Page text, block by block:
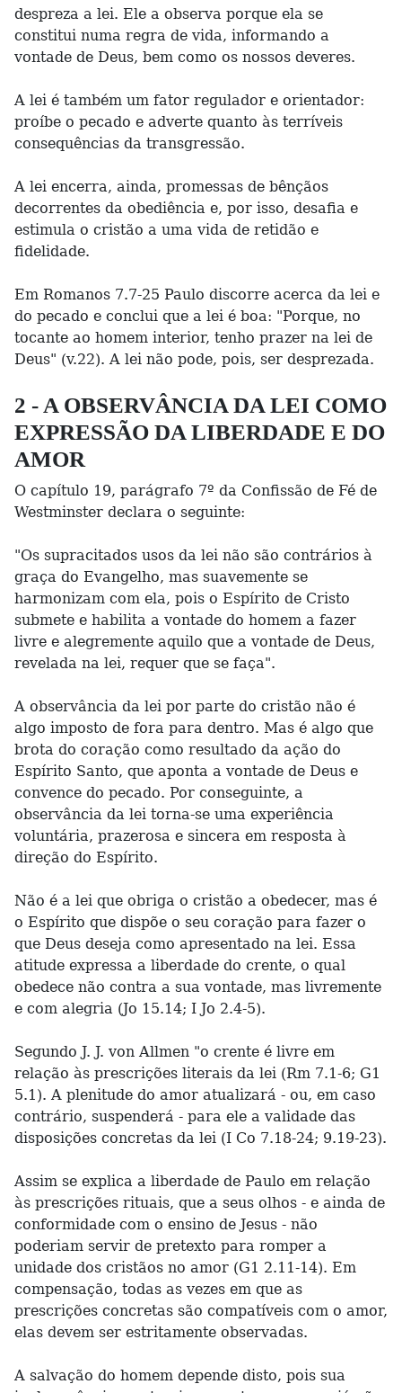
despreza a lei. Ele a observa porque ela se
constitui numa regra de vida, informando a
vontade de Deus, bem como os nossos deveres.
A lei é também um fator regulador e orientador:
proíbe o pecado e adverte quanto às terríveis
consequências da transgressão.
A lei encerra, ainda, promessas de bênçãos
decorrentes da obediência e, por isso, desafia e
estimula o cristão a uma vida de retidão e
fidelidade.
Em Romanos 7.7-25 Paulo discorre acerca da lei e
do pecado e conclui que a lei é boa: "Porque, no
tocante ao homem interior, tenho prazer na lei de
Deus" (v.22). A lei não pode, pois, ser desprezada.
2 - A OBSERVÂNCIA DA LEI COMO
EXPRESSÃO DA LIBERDADE E DO
AMOR
O capítulo 19, parágrafo 7º da Confissão de Fé de
Westminster declara o seguinte:
"Os supracitados usos da lei não são contrários à
graça do Evangelho, mas suavemente se
harmonizam com ela, pois o Espírito de Cristo
submete e habilita a vontade do homem a fazer
livre e alegremente aquilo que a vontade de Deus,
revelada na lei, requer que se faça".
A observância da lei por parte do cristão não é
algo imposto de fora para dentro. Mas é algo que
brota do coração como resultado da ação do
Espírito Santo, que aponta a vontade de Deus e
convence do pecado. Por conseguinte, a
observância da lei torna-se uma experiência
voluntária, prazerosa e sincera em resposta à
direção do Espírito.
Não é a lei que obriga o cristão a obedecer, mas é
o Espírito que dispõe o seu coração para fazer o
que Deus deseja como apresentado na lei. Essa
atitude expressa a liberdade do crente, o qual
obedece não contra a sua vontade, mas livremente
e com alegria (Jo 15.14; I Jo 2.4-5).
Segundo J. J. von Allmen "o crente é livre em
relação às prescrições literais da lei (Rm 7.1-6; G1
5.1). A plenitude do amor atualizará - ou, em caso
contrário, suspenderá - para ele a validade das
disposições concretas da lei (I Co 7.18-24; 9.19-23).
Assim se explica a liberdade de Paulo em relação
às prescrições rituais, que a seus olhos - e ainda de
conformidade com o ensino de Jesus - não
poderiam servir de pretexto para romper a
unidade dos cristãos no amor (G1 2.11-14). Em
compensação, todas as vezes em que as
prescrições concretas são compatíveis com o amor,
elas devem ser estritamente observadas.
A salvação do homem depende disto, pois sua